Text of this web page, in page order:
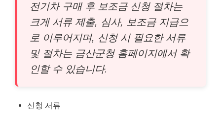
전기차 구매 후 보조금 신청 절차는
크게 서류 제출, 심사, 보조금 지급으
로 이루어지며, 신청 시 필요한 서류
및 절차는 금산군청 홈페이지에서 확
인할 수 있습니다.
신청 서류